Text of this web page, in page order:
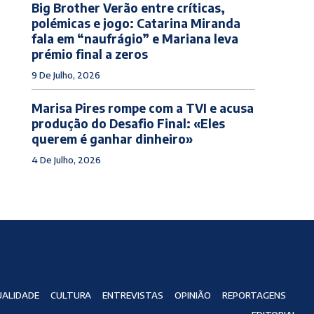
Big Brother Verão entre críticas,
polémicas e jogo: Catarina Miranda
fala em “naufrágio” e Mariana leva
prémio final a zeros
9 De Julho, 2026
Marisa Pires rompe com a TVI e acusa
produção do Desafio Final: «Eles
querem é ganhar dinheiro»
4 De Julho, 2026
CULTURA ENTREVISTAS OPINIÃO
REPORTAGENS